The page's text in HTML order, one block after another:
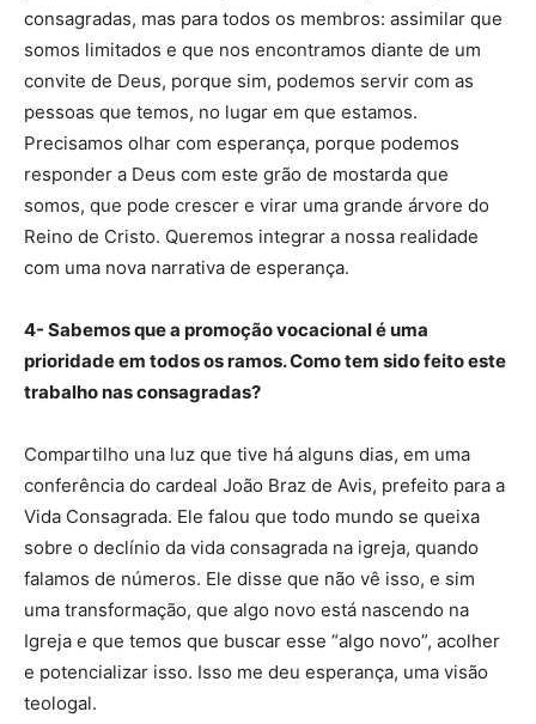
consagradas, mas para todos os membros: assimilar que
somos limitados e que nos encontramos diante de um
convite de Deus, porque sim, podemos servir com as
pessoas que temos, no lugar em que estamos.
Precisamos olhar com esperança, porque podemos
responder a Deus com este grão de mostarda que
somos, que pode crescer e virar uma grande árvore do
Reino de Cristo. Queremos integrar a nossa realidade
com uma nova narrativa de esperança.
4- Sabemos que a promoção vocacional é uma
prioridade em todos os ramos. Como tem sido feito este
trabalho nas consagradas?
Compartilho una luz que tive há alguns dias, em uma
conferência do cardeal João Braz de Avis, prefeito para a
Vida Consagrada. Ele falou que todo mundo se queixa
sobre o declínio da vida consagrada na igreja, quando
falamos de números. Ele disse que não vê isso, e sim
uma transformação, que algo novo está nascendo na
Igreja e que temos que buscar esse “algo novo”, acolher
e potencializar isso. Isso me deu esperança, uma visão
teologal.